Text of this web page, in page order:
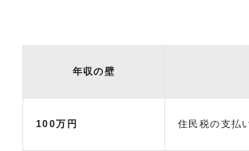
年収の壁
100万円 住民税の支払